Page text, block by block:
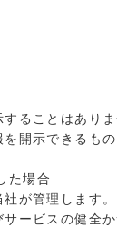
ることはあり
開示できるもの
た場合
が管理します
ービスの健全